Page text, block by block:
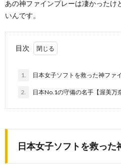
あの神ファインプレーは凄かったけ
いんです。
目次
1. 日本女子ソフトを救った神ファ
2. 日本No.1の守備の名手【渥美万
日本女子ソフトを救った